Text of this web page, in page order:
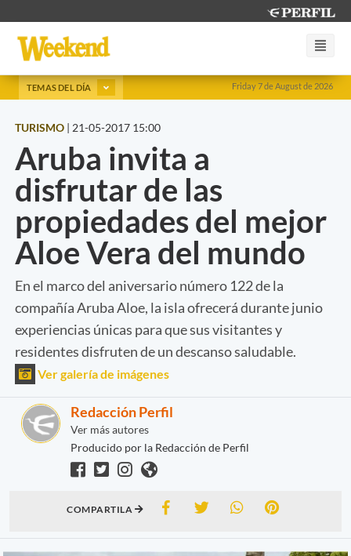
Friday 7 de August de 2026
TEMAS DEL DÍA
TURISMO | 21-05-2017 15:00
Aruba invita a
disfrutar de las
propiedades del mejor
Aloe Vera del mundo
En el marco del aniversario número 122 de la
compañía Aruba Aloe, la isla ofrecerá durante junio
experiencias únicas para que sus visitantes y
residentes disfruten de un descanso saludable.
Ver galería de imágenes
Redacción Perfil
Ver más autores
Producido por la Redacción de Perfil
COMPARTILA